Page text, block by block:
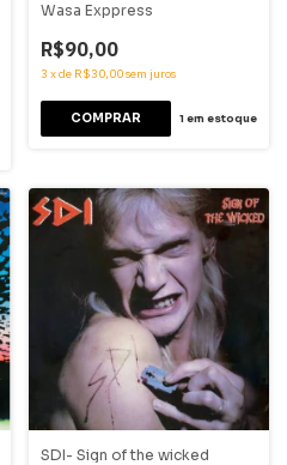
Wasa Exppress
R$90,00
3 xde R$30,00sem juros
1em estoque
SDI- Sign of the wicked